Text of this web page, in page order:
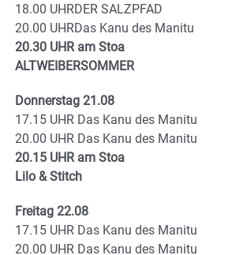
18.00 UHRDER SALZPFAD
20.00 UHRDas Kanu des Manitu
20.30 UHR am Stoa
ALTWEIBERSOMMER
Donnerstag 21.08
17.15 UHR Das Kanu des Manitu
20.00 UHR Das Kanu des Manitu
20.15 UHR am Stoa
Lilo & Stitch
Freitag 22.08
17.15 UHR Das Kanu des Manitu
20.00 UHR Das Kanu des Manitu